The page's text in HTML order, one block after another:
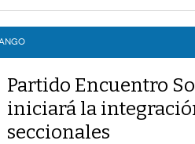
Avance De 33 Por Ciento- hace 13
No Hubo Daños A Obras Del
Abastos- Independencia Por Las
ciudadano a 50 jueces en 2028- hace
Lerdo; cámaras captan a responsables-
de lotes baldíos
Partido Encuentro
iniciará la
seccionales